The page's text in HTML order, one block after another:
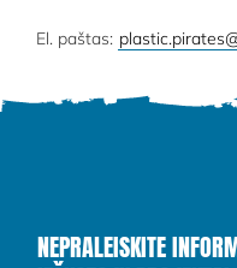
El. paštas:
NEPRALEISKITE